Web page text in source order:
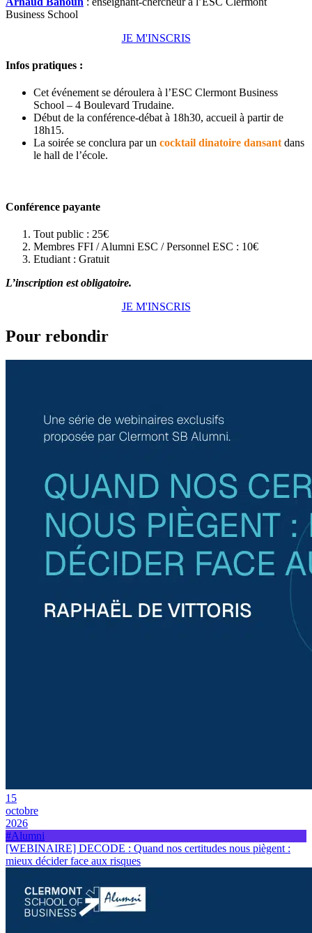
Business School
JE M'INSCRIS
Infos pratiques :
Cet événement se déroulera à l’ESC Clermont Business
School – 4 Boulevard Trudaine.
Début de la conférence-débat à 18h30, accueil à partir de
18h15.
La soirée se conclura par un cocktail dinatoire dansant dans
le hall de l’école.
Conférence payante
Tout public : 25€
Membres FFI / Alumni ESC / Personnel ESC : 10€
Etudiant : Gratuit
L’inscription est obligatoire.
JE M'INSCRIS
Pour rebondir
15
octobre
2026
#Alumni
[WEBINAIRE] DECODE : Quand nos certitudes nous piègent :
mieux décider face aux risques